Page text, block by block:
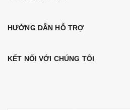
HƯỚNG DẪN HỖ TRỢ
KẾT NỐI VỚI CHÚNG TÔI